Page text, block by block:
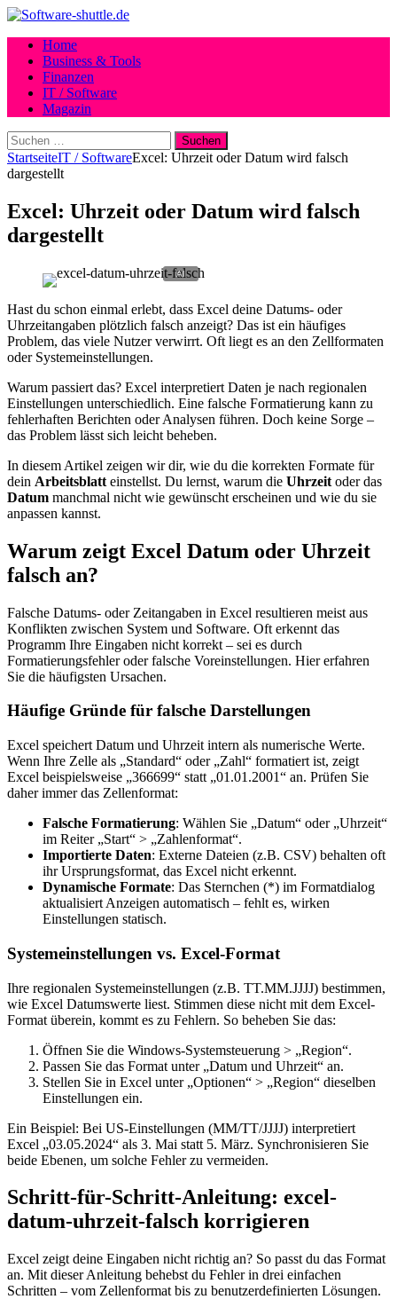
Home
Business & Tools
Finanzen
IT / Software
Magazin
Suchen
nach:
StartseiteIT / SoftwareExcel: Uhrzeit oder Datum wird falsch
dargestellt
Excel: Uhrzeit oder Datum wird falsch
dargestellt
Hast du schon einmal erlebt, dass Excel deine Datums- oder
Uhrzeitangaben plötzlich falsch anzeigt? Das ist ein häufiges
Problem, das viele Nutzer verwirrt. Oft liegt es an den Zellformaten
oder Systemeinstellungen.
Warum passiert das? Excel interpretiert Daten je nach regionalen
Einstellungen unterschiedlich. Eine falsche Formatierung kann zu
fehlerhaften Berichten oder Analysen führen. Doch keine Sorge –
das Problem lässt sich leicht beheben.
In diesem Artikel zeigen wir dir, wie du die korrekten Formate für
dein Arbeitsblatt einstellst. Du lernst, warum die Uhrzeit oder das
Datum manchmal nicht wie gewünscht erscheinen und wie du sie
anpassen kannst.
Warum zeigt Excel Datum oder Uhrzeit
falsch an?
Falsche Datums- oder Zeitangaben in Excel resultieren meist aus
Konflikten zwischen System und Software. Oft erkennt das
Programm Ihre Eingaben nicht korrekt – sei es durch
Formatierungsfehler oder falsche Voreinstellungen. Hier erfahren
Sie die häufigsten Ursachen.
Häufige Gründe für falsche Darstellungen
Excel speichert Datum und Uhrzeit intern als numerische Werte.
Wenn Ihre Zelle als „Standard“ oder „Zahl“ formatiert ist, zeigt
Excel beispielsweise „366699“ statt „01.01.2001“ an. Prüfen Sie
daher immer das Zellenformat:
Falsche Formatierung: Wählen Sie „Datum“ oder „Uhrzeit“
im Reiter „Start“ > „Zahlenformat“.
Importierte Daten: Externe Dateien (z.B. CSV) behalten oft
ihr Ursprungsformat, das Excel nicht erkennt.
Dynamische Formate: Das Sternchen (*) im Formatdialog
aktualisiert Anzeigen automatisch – fehlt es, wirken
Einstellungen statisch.
Systemeinstellungen vs. Excel-Format
Ihre regionalen Systemeinstellungen (z.B. TT.MM.JJJJ) bestimmen,
wie Excel Datumswerte liest. Stimmen diese nicht mit dem Excel-
Format überein, kommt es zu Fehlern. So beheben Sie das:
Öffnen Sie die Windows-Systemsteuerung > „Region“.
Passen Sie das Format unter „Datum und Uhrzeit“ an.
Stellen Sie in Excel unter „Optionen“ > „Region“ dieselben
Einstellungen ein.
Ein Beispiel: Bei US-Einstellungen (MM/TT/JJJJ) interpretiert
Excel „03.05.2024“ als 3. Mai statt 5. März. Synchronisieren Sie
beide Ebenen, um solche Fehler zu vermeiden.
Schritt-für-Schritt-Anleitung: excel-
datum-uhrzeit-falsch korrigieren
Excel zeigt deine Eingaben nicht richtig an? So passt du das Format
an. Mit dieser Anleitung behebst du Fehler in drei einfachen
Schritten – vom Zellenformat bis zu benutzerdefinierten Lösungen.